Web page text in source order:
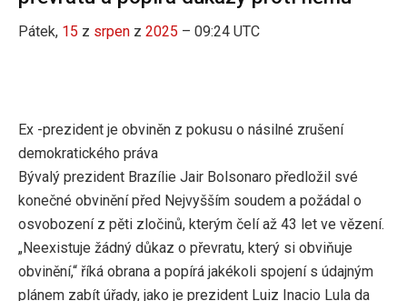
Pátek, 15 z srpen z 2025 – 09:24 UTC
Ex -prezident je obviněn z pokusu o násilné zrušení
demokratického práva
Bývalý prezident Brazílie Jair Bolsonaro předložil své
konečné obvinění před Nejvyšším soudem a požádal o
osvobození z pěti zločinů, kterým čelí až 43 let ve vězení.
„Neexistuje žádný důkaz o převratu, který si obviňuje
obvinění,“ říká obrana a popírá jakékoli spojení s údajným
plánem zabít úřady, jako je prezident Luiz Inacio Lula da